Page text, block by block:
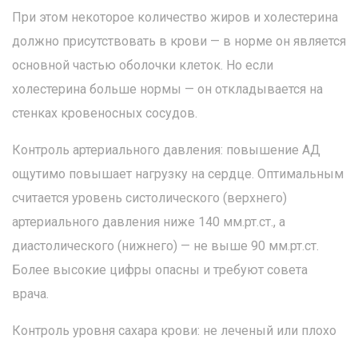
При этом некоторое количество жиров и холестерина
должно присутствовать в крови — в норме он является
основной частью оболочки клеток. Но если
холестерина больше нормы — он откладывается на
стенках кровеносных сосудов.
Контроль артериального давления: повышение АД
ощутимо повышает нагрузку на сердце. Оптимальным
считается уровень систолического (верхнего)
артериального давления ниже 140 мм.рт.ст., а
диастолического (нижнего) — не выше 90 мм.рт.ст.
Более высокие цифры опасны и требуют совета
врача.
Контроль уровня сахара крови: не леченый или плохо